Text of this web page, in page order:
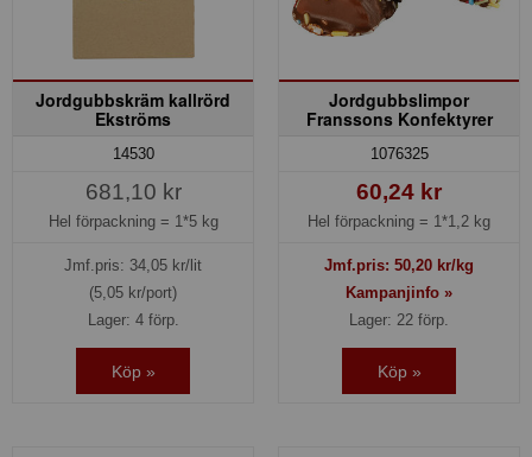
Jordgubbskräm kallrörd
Ekströms
14530
681,10 kr
Hel förpackning = 1*5 kg
Jmf.pris: 34,05 kr/lit
(5,05 kr/port)
Lager: 4 förp.
Köp »
Jordgubbslimpor
Franssons Konfektyrer
1076325
60,24 kr
Hel förpackning = 1*1,2 kg
Jmf.pris: 50,20 kr/kg
Kampanjinfo »
Lager: 22 förp.
Köp »